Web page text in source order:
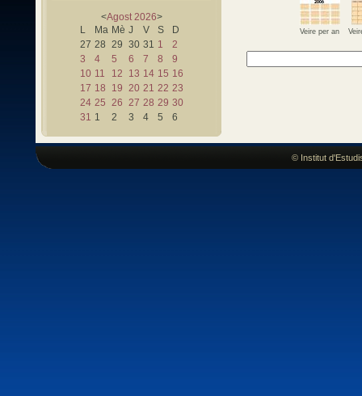
<Agost 2026>
L
Ma Mè J V S
D
27 28 29 30 31 1
2
3
4 5 6 7 8
9
10 11 12 13 14 15 16
17 18 19 20 21 22 23
24 25 26 27 28 29 30
31 1 2 3 4 5 6
Veire per an
© Institut